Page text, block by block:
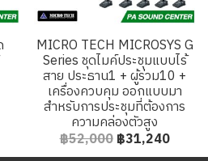
MICRO TECH MICROSYS G
Series ชุดไมค์ประชุมแบบไร้
สาย ประธาน1 + ผู้ร่วม10 +
เครื่องควบคุม ออกแบบมา
สำหรับการประชุมที่ต้องการ
ความคล่องตัวสูง
฿52,000 ฿31,240